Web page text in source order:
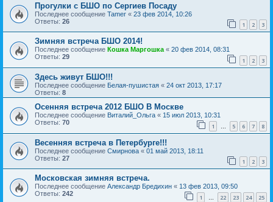
Прогулки с БШО по Сергиев Посаду
Последнее сообщение Tamer « 23 фев 2014, 10:26
Ответы: 26 1 2 3
Зимняя встреча БШО 2014!
Последнее сообщение Кошка Маргошка « 20 фев 2014, 08:31
Ответы: 29 1 2 3
Здесь живут БШО!!!
Последнее сообщение Белая-пушистая « 24 окт 2013, 17:17
Ответы: 8
Осенняя встреча 2012 БШО В Москве
Последнее сообщение Виталий_Ольга « 15 июл 2013, 10:31
Ответы: 70 1 … 5 6 7 8
Весенняя встреча в Петербурге!!!
Последнее сообщение Смирнова « 01 май 2013, 18:11
Ответы: 27 1 2 3
Московская зимняя встреча.
Последнее сообщение Александр Бредихин « 13 фев 2013, 09:50
Ответы: 242 1 … 22 23 24 25